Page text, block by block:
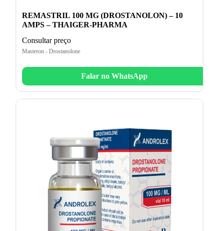
REMASTRIL 100 MG (DROSTANOLON) – 10
AMPS – THAIGER-PHARMA
Consultar preço
Masteron - Drostanolone
Falar no WhatsApp